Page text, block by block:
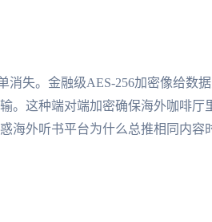
失。金融级AES-256加密像给数
。这种端对端加密确保海外咖啡厅
海外听书平台为什么总推相同内容